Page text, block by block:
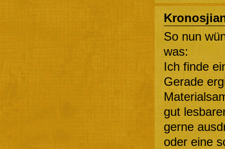
So nun
was:
Ich finde
Gerade
gut
gerne
oder eine